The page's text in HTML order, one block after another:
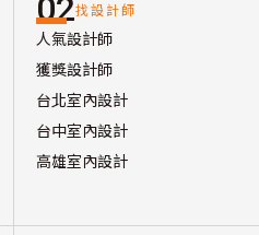
02找設計師
人氣設計師
獲獎設計師
台北室內設計
台中室內設計
高雄室內設計